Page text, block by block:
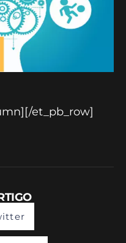
et_pb_row]